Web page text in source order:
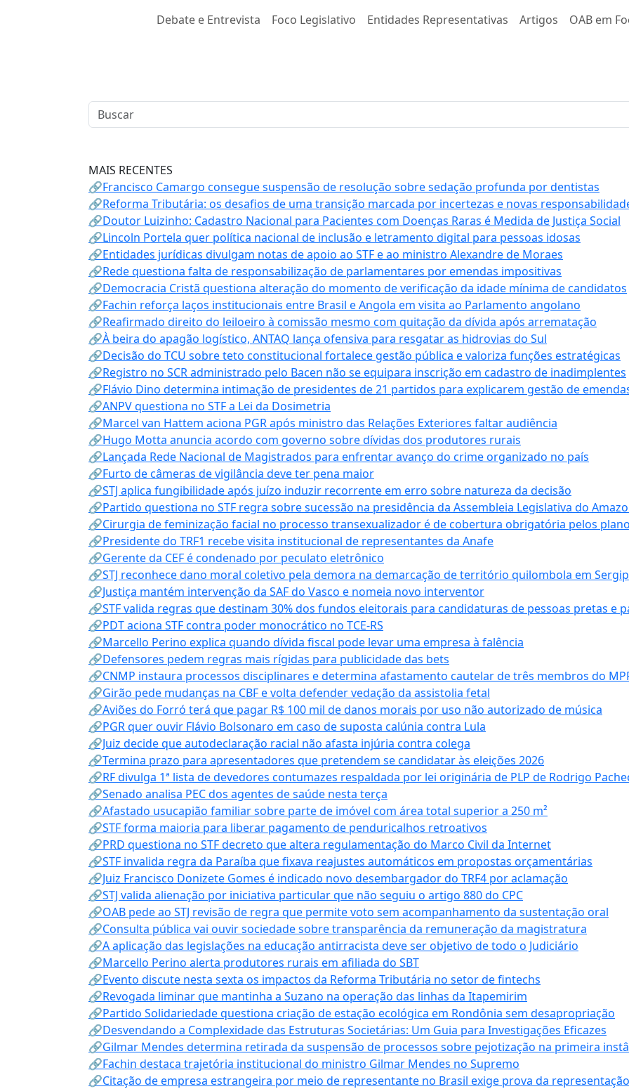
Debate e Entrevista Foco Legislativo Entidades Representativas Artigos OAB em
MAIS RECENTES
🔗Francisco Camargo consegue suspensão de resolução sobre sedação profunda por dentistas
🔗Reforma Tributária: os desafios de uma transição marcada por incertezas e novas
🔗Doutor Luizinho: Cadastro Nacional para Pacientes com Doenças Raras é Medida de Justiça Social
🔗Lincoln Portela quer política nacional de inclusão e letramento digital para pessoas idosas
🔗Entidades jurídicas divulgam notas de apoio ao STF e ao ministro Alexandre de Moraes
🔗Rede questiona falta de responsabilização de parlamentares por emendas impositivas
🔗Democracia Cristã questiona alteração do momento de verificação da idade mínima de candidatos
🔗Fachin reforça laços institucionais entre Brasil e Angola em visita ao Parlamento angolano
🔗Reafirmado direito do leiloeiro à comissão mesmo com quitação da dívida após arrematação
🔗À beira do apagão logístico, ANTAQ lança ofensiva para resgatar as hidrovias do Sul
🔗Decisão do TCU sobre teto constitucional fortalece gestão pública e valoriza funções estratégicas
🔗Registro no SCR administrado pelo Bacen não se equipara inscrição em cadastro de inadimplentes
🔗Flávio Dino determina intimação de presidentes de 21 partidos para explicarem gestão de
🔗ANPV questiona no STF a Lei da Dosimetria
🔗Marcel van Hattem aciona PGR após ministro das Relações Exteriores faltar audiência
🔗Hugo Motta anuncia acordo com governo sobre dívidas dos produtores rurais
🔗Lançada Rede Nacional de Magistrados para enfrentar avanço do crime organizado no país
🔗Furto de câmeras de vigilância deve ter pena maior
🔗STJ aplica fungibilidade após juízo induzir recorrente em erro sobre natureza da decisão
🔗Partido questiona no STF regra sobre sucessão na presidência da Assembleia Legislativa do
🔗Cirurgia de feminização facial no processo transexualizador é de cobertura obrigatória pelos
🔗Presidente do TRF1 recebe visita institucional de representantes da Anafe
🔗Gerente da CEF é condenado por peculato eletrônico
🔗STJ reconhece dano moral coletivo pela demora na demarcação de território quilombola em
🔗Justiça mantém intervenção da SAF do Vasco e nomeia novo interventor
🔗STF valida regras que destinam 30% dos fundos eleitorais para candidaturas de pessoas pretas e
🔗PDT aciona STF contra poder monocrático no TCE-RS
🔗Marcello Perino explica quando dívida fiscal pode levar uma empresa à falência
🔗Defensores pedem regras mais rígidas para publicidade das bets
🔗CNMP instaura processos disciplinares e determina afastamento cautelar de três membros do
🔗Girão pede mudanças na CBF e volta defender vedação da assistolia fetal
🔗Aviões do Forró terá que pagar R$ 100 mil de danos morais por uso não autorizado de música
🔗PGR quer ouvir Flávio Bolsonaro em caso de suposta calúnia contra Lula
🔗Juiz decide que autodeclaração racial não afasta injúria contra colega
🔗Termina prazo para apresentadores que pretendem se candidatar às eleições 2026
🔗RF divulga 1ª lista de devedores contumazes respaldada por lei originária de PLP de Rodrigo
🔗Senado analisa PEC dos agentes de saúde nesta terça
🔗Afastado usucapião familiar sobre parte de imóvel com área total superior a 250 m²
🔗STF forma maioria para liberar pagamento de penduricalhos retroativos
🔗PRD questiona no STF decreto que altera regulamentação do Marco Civil da Internet
🔗STF invalida regra da Paraíba que fixava reajustes automáticos em propostas orçamentárias
🔗Juiz Francisco Donizete Gomes é indicado novo desembargador do TRF4 por aclamação
🔗STJ valida alienação por iniciativa particular que não seguiu o artigo 880 do CPC
🔗OAB pede ao STJ revisão de regra que permite voto sem acompanhamento da sustentação oral
🔗Consulta pública vai ouvir sociedade sobre transparência da remuneração da magistratura
🔗A aplicação das legislações na educação antirracista deve ser objetivo de todo o Judiciário
🔗Marcello Perino alerta produtores rurais em afiliada do SBT
🔗Evento discute nesta sexta os impactos da Reforma Tributária no setor de fintechs
🔗Revogada liminar que mantinha a Suzano na operação das linhas da Itapemirim
🔗Partido Solidariedade questiona criação de estação ecológica em Rondônia sem desapropriação
🔗Desvendando a Complexidade das Estruturas Societárias: Um Guia para Investigações Eficazes
🔗Gilmar Mendes determina retirada da suspensão de processos sobre pejotização na primeira
🔗Fachin destaca trajetória institucional do ministro Gilmar Mendes no Supremo
🔗Citação de empresa estrangeira por meio de representante no Brasil exige prova da representação